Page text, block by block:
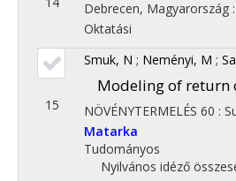
Debrecen, Magyarország :
Oktatási
15
Smuk, N ; Neményi, M ;
Modeling of return
NÖVÉNYTERMELÉS 60 :
Matarka
Tudományos
Nyilvános idéző